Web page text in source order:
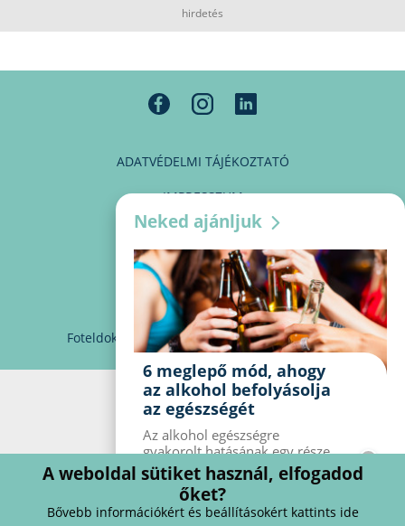
hirdetés
ADATVÉDELMI TÁJÉKOZTATÓ
IMPRESSZUM
MÉDIAAJÁNLAT
PARTNEREINK
KAPCSOLAT
Foteldoki info@foteldoki.hu Süti beállítások
Neked ajánljuk
6 meglepő mód, ahogy
az alkohol befolyásolja
az egészségét
Az alkohol egészségre
gyakorolt ​​hatásának egy része
jól ismert, mások azonban
meglepők lehetnek. Van hat
kevésbé ismert hatás, amelyet
az alkohol gyakorol a
A weboldal sütiket használ, elfogadod
őket?
Bővebb információkért és beállításokért kattints ide